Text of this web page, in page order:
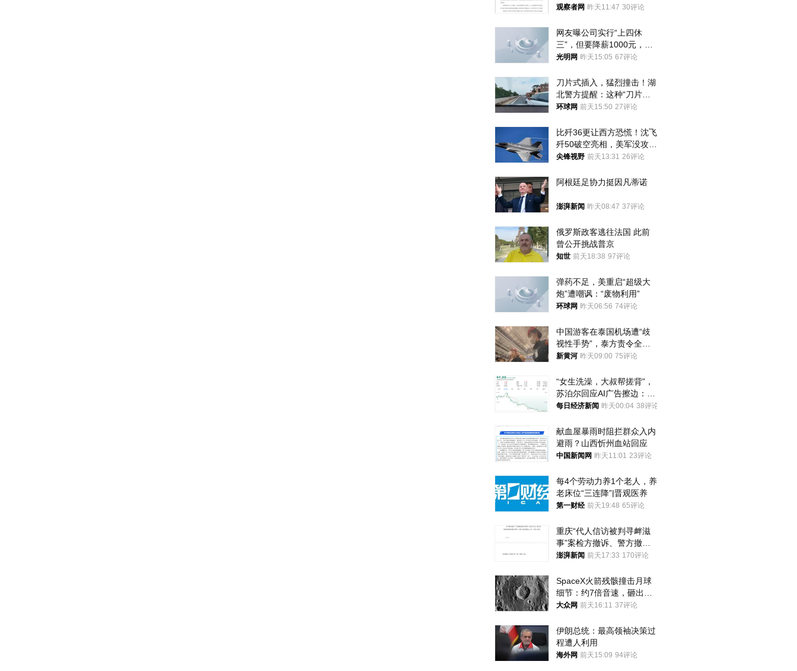
澄清，所发视频情况不属实
观察者网 昨天11:47 30评论
网友曝公司实行“上四休
三”，但要降薪1000元，不
接受只能辞职
光明网 昨天15:05 67评论
刀片式插入，猛烈撞击！湖
北警方提醒：这种“刀片超
车”，太危险了
环球网 前天15:50 27评论
比歼36更让西方恐慌！沈飞
歼50破空亮相，美军没攻克
的技术被拿下
尖锋视野 前天13:31 26评论
阿根廷足协力挺因凡蒂诺
澎湃新闻 昨天08:47 37评论
俄罗斯政客逃往法国 此前
曾公开挑战普京
知世 前天18:38 97评论
弹药不足，美重启“超级大
炮”遭嘲讽：“废物利用”
环球网 昨天06:56 74评论
中国游客在泰国机场遭“歧
视性手势”，泰方责令全面
调查，对责任人采取最严厉
新黄河 昨天09:00 75评论
“女生洗澡，大叔帮搓背”，
苏泊尔回应AI广告擦边：视
频全下架，已强化内容管理
每日经济新闻 昨天00:04 38评论
献血屋暴雨时阻拦群众入内
避雨？山西忻州血站回应
中国新闻网 昨天11:01 23评论
每4个劳动力养1个老人，养
老床位“三连降”|晋观医养
第一财经 前天19:48 65评论
重庆“代人信访被判寻衅滋
事”案检方撤诉、警方撤
案，两被告人获国赔
澎湃新闻 前天17:33 170评论
SpaceX火箭残骸撞击月球
细节：约7倍音速，砸出直
径约30米撞击坑
大众网 前天16:11 37评论
伊朗总统：最高领袖决策过
程遭人利用
海外网 前天15:09 94评论